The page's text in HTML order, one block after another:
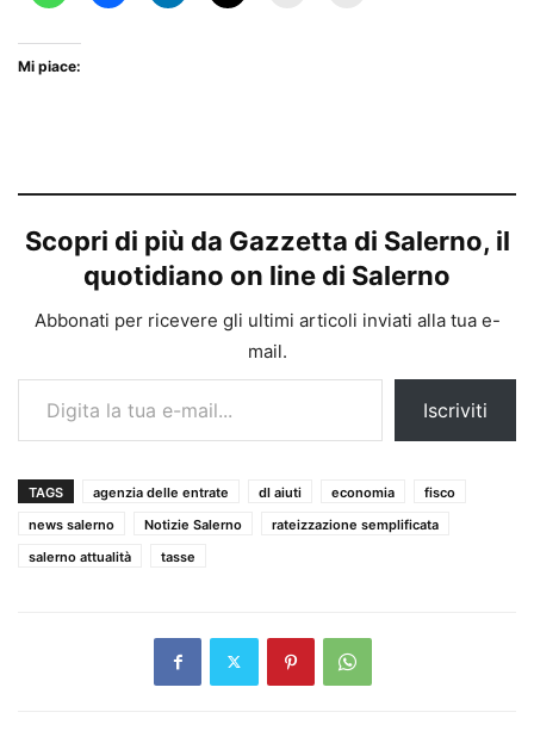
Mi piace:
Scopri di più da Gazzetta di Salerno, il
quotidiano on line di Salerno
Abbonati per ricevere gli ultimi articoli inviati alla tua e-
mail.
Digita la tua e-mail...
Iscriviti
TAGS agenzia delle entrate dl aiuti economia
fisco
news salerno
Notizie Salerno
rateizzazione semplificata
salerno attualità
tasse